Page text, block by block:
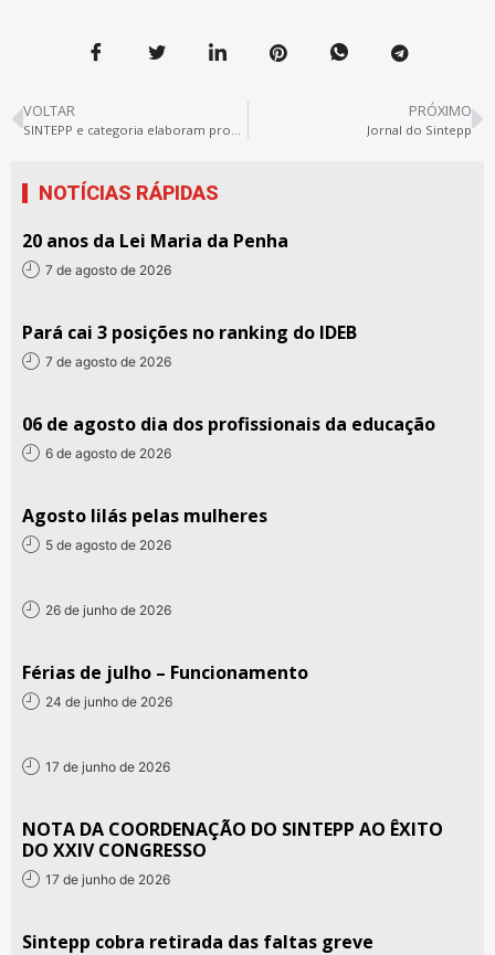
VOLTAR
SINTEPP e categoria elaboram proposta para o novo Ensino Médio
PRÓXIMO
Jornal do Sintepp
NOTÍCIAS RÁPIDAS
20 anos da Lei Maria da Penha
7 de agosto de 2026
Pará cai 3 posições no ranking do IDEB
7 de agosto de 2026
06 de agosto dia dos profissionais da educação
6 de agosto de 2026
Agosto lilás pelas mulheres
5 de agosto de 2026
26 de junho de 2026
Férias de julho – Funcionamento
24 de junho de 2026
17 de junho de 2026
NOTA DA COORDENAÇÃO DO SINTEPP AO ÊXITO
DO XXIV CONGRESSO
17 de junho de 2026
Sintepp cobra retirada das faltas greve